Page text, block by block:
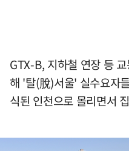
GTX-B, 지하철 연장 등
해 '탈(脫)서울' 실수요자
식된 인천으로 몰리면서